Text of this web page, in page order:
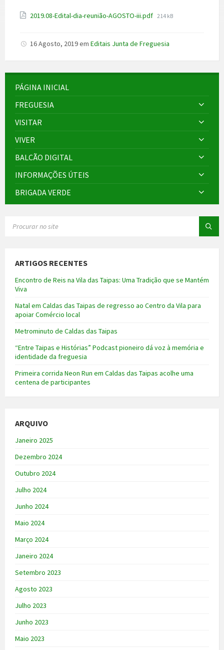
2019.08-Edital-dia-reunião-AGOSTO-iii.pdf File
214 kB
16 Agosto, 2019em Editais Junta de Freguesia
PÁGINA INICIAL
FREGUESIA
VISITAR
VIVER
BALCÃO DIGITAL
INFORMAÇÕES ÚTEIS
BRIGADA VERDE
ARTIGOS RECENTES
Encontro de Reis na Vila das Taipas: Uma Tradição que se Mantém
Viva
Natal em Caldas das Taipas de regresso ao Centro da Vila para
apoiar Comércio local
Metrominuto de Caldas das Taipas
“Entre Taipas e Histórias” Podcast pioneiro dá voz à memória e
identidade da freguesia
Primeira corrida Neon Run em Caldas das Taipas acolhe uma
centena de participantes
ARQUIVO
Janeiro 2025
Dezembro 2024
Outubro 2024
Julho 2024
Junho 2024
Maio 2024
Março 2024
Janeiro 2024
Setembro 2023
Agosto 2023
Julho 2023
Junho 2023
Maio 2023